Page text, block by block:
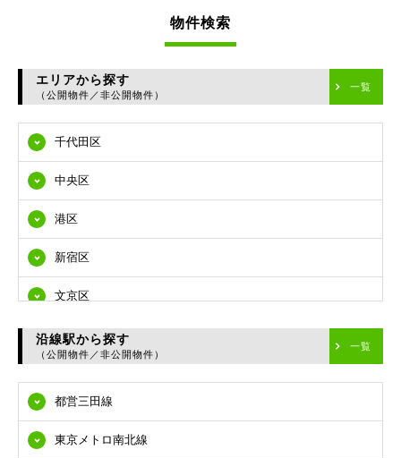
物件検索
エリアから探す
（公開物件／非公開物件）
一覧
千代田区
中央区
港区
新宿区
文京区
台東区
江東区
品川区
沿線駅から探す
（公開物件／非公開物件）
一覧
都営三田線
東京メトロ南北線